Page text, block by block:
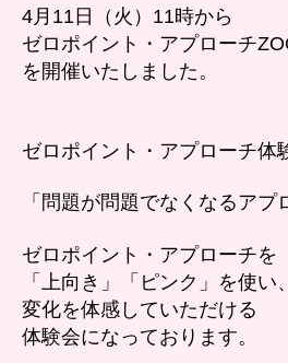
を
開
催
致
し
へ
4月11日（火）11時から
ゼロポイント・アプローチ
を開催いたしました。
ゼロポイント・アプローチ体
「問題が問題でなくなるアプ
ゼロポイント・アプローチを
「上向き」「ピンク」を使い、
変化を体感していただける
体験会になっております。